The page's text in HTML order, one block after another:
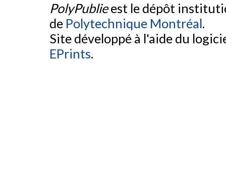
PolyPublieest le dépôt
de Polytechnique Montréal.
Site développé à l'aide du
EPrints.